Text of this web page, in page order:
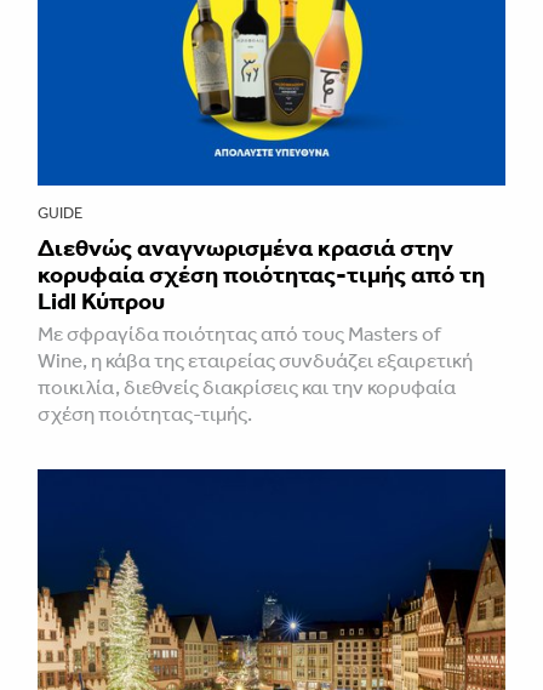
GUIDE
Διεθνώς αναγνωρισμένα κρασιά στην
κορυφαία σχέση ποιότητας-τιμής από τη
Lidl Κύπρου
Με σφραγίδα ποιότητας από τους Masters of
Wine, η κάβα της εταιρείας συνδυάζει εξαιρετική
ποικιλία, διεθνείς διακρίσεις και την κορυφαία
σχέση ποιότητας-τιμής.